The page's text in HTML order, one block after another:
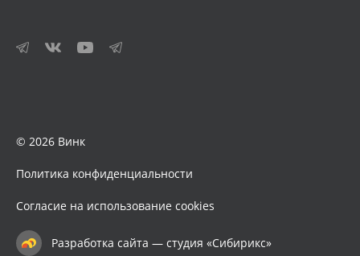
© 2026 Винк
Политика конфиденциальности
Согласие на использование cookies
Разработка сайта — студия «Сибирикс»